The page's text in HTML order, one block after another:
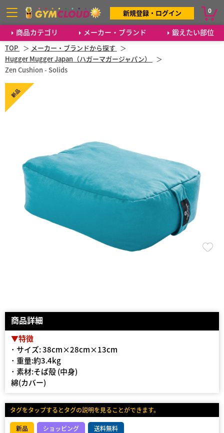
商品カテゴリ メーカー・ブランド 鍛えたい部位
新規登録・ログイン 0
TOP
メーカー・ブランドから探す
Hugger Mugger Japan（ハガーマガージャパン）
Zen Cushion - Solids
新品
商品詳細
▼特徴
･ サイズ: 38cm×28cm×13cm
･ 重量:約3.4kg
･ 素材:そば殻 (中身)
綿(カバー)
タグをタップするとタグの説明を見ることができます。
新品 ショッピング 送料無料